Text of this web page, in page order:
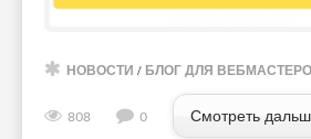
НОВОСТИ / БЛОГ ДЛЯ
808 0 Смотреть